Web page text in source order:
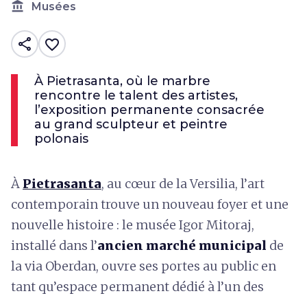
account_balance Musées
share favorite_border
À Pietrasanta, où le marbre
rencontre le talent des artistes,
l’exposition permanente consacrée
au grand sculpteur et peintre
polonais
À Pietrasanta, au cœur de la Versilia, l’art
contemporain trouve un nouveau foyer et une
nouvelle histoire : le musée Igor Mitoraj,
installé dans l’ancien marché municipal de
la via Oberdan, ouvre ses portes au public en
tant qu’espace permanent dédié à l’un des